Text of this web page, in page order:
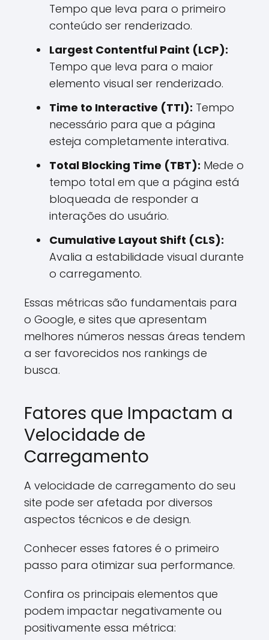
Tempo que leva para o primeiro
conteúdo ser renderizado.
Largest Contentful Paint (LCP):
Tempo que leva para o maior
elemento visual ser renderizado.
Time to Interactive (TTI): Tempo
necessário para que a página
esteja completamente interativa.
Total Blocking Time (TBT): Mede o
tempo total em que a página está
bloqueada de responder a
interações do usuário.
Cumulative Layout Shift (CLS):
Avalia a estabilidade visual durante
o carregamento.
Essas métricas são fundamentais para
o Google, e sites que apresentam
melhores números nessas áreas tendem
a ser favorecidos nos rankings de
busca.
Fatores que Impactam a
Velocidade de
Carregamento
A velocidade de carregamento do seu
site pode ser afetada por diversos
aspectos técnicos e de design.
Conhecer esses fatores é o primeiro
passo para otimizar sua performance.
Confira os principais elementos que
podem impactar negativamente ou
positivamente essa métrica: